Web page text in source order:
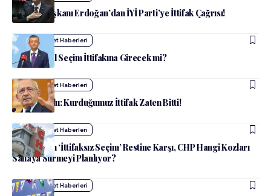
Cumhurbaşkanı Erdoğan’dan İYİ Parti’ye İttifak Çağrısı!
admin Siyaset Haberleri
Özgür Özel Seçim İttifakına Girecek mi?
admin Siyaset Haberleri
Kılıçdaroğlu: Kurduğumuz İttifak Zaten Bitti!
admin Siyaset Haberleri
İYİ Parti’nin ‘İttifaksız Seçim’ Restine Karşı, CHP Hangi Kozları
Sahaya Sürmeyi Planlıyor?
admin Siyaset Haberleri